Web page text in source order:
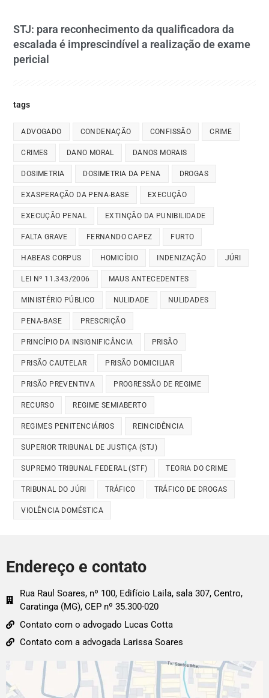
STJ: para reconhecimento da qualificadora da
escalada é imprescindível a realização de exame
pericial
tags
ADVOGADO CONDENAÇÃO CONFISSÃO CRIME
CRIMES DANO MORAL DANOS MORAIS
DOSIMETRIA DOSIMETRIA DA PENA DROGAS
EXASPERAÇÃO DA PENA-BASE EXECUÇÃO
EXECUÇÃO PENAL EXTINÇÃO DA PUNIBILIDADE
FALTA GRAVE FERNANDO CAPEZ FURTO
HABEAS CORPUS HOMICÍDIO INDENIZAÇÃO JÚRI
LEI Nº 11.343/2006 MAUS ANTECEDENTES
MINISTÉRIO PÚBLICO NULIDADE NULIDADES
PENA-BASE PRESCRIÇÃO
PRINCÍPIO DA INSIGNIFICÂNCIA PRISÃO
PRISÃO CAUTELAR PRISÃO DOMICILIAR
PRISÃO PREVENTIVA PROGRESSÃO DE REGIME
RECURSO REGIME SEMIABERTO
REGIMES PENITENCIÁRIOS REINCIDÊNCIA
SUPERIOR TRIBUNAL DE JUSTIÇA (STJ)
SUPREMO TRIBUNAL FEDERAL (STF) TEORIA DO CRIME
TRIBUNAL DO JÚRI TRÁFICO TRÁFICO DE DROGAS
VIOLÊNCIA DOMÉSTICA
Endereço e contato
Rua Raul Soares, nº 100, Edifício Laila, sala 307, Centro,
Caratinga (MG), CEP nº 35.300-020
Contato com o advogado Lucas Cotta
Contato com a advogada Larissa Soares